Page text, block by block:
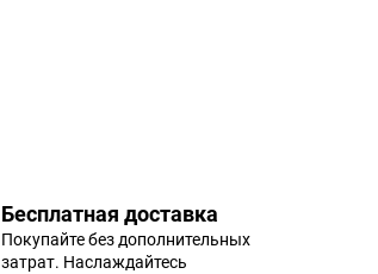
Бесплатная доставка
Покупайте без дополнительных
затрат. Наслаждайтесь